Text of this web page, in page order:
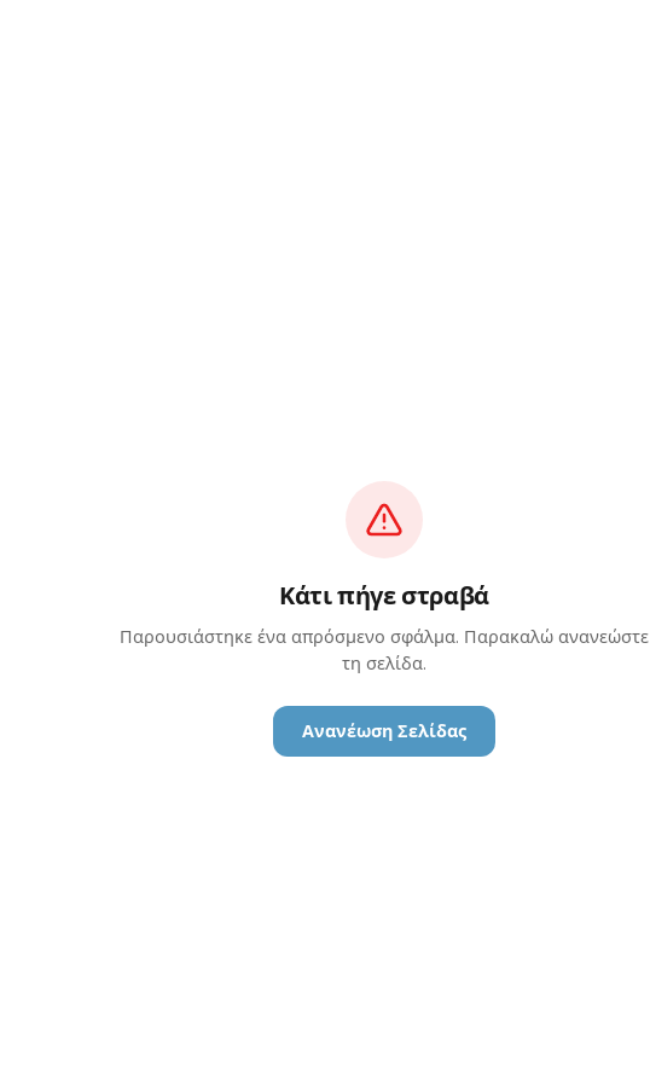
Κάτι πήγε στραβά
Παρουσιάστηκε ένα απρόσμενο σφάλμα. Παρακαλώ ανανεώστε
τη σελίδα.
Ανανέωση Σελίδας